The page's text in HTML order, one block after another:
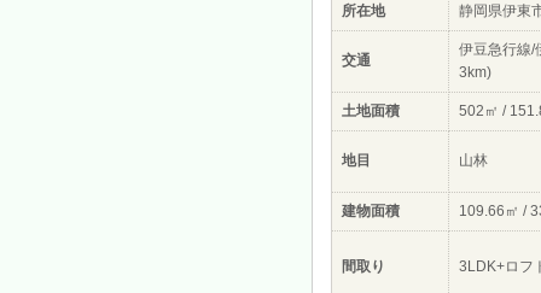
所在地 静岡県伊東
交通
伊豆急行線/
3km)
土地面積 502㎡ /
地目 山林
建物面積 109.66㎡ /
間取り 3LDK+ロフ